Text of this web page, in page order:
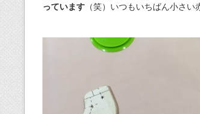
っています （笑）いつもいちばん小さ